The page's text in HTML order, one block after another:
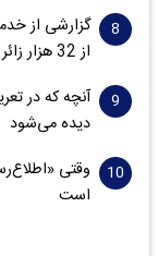
گزارشی از
از 32 هزار زائر اربعین حسینی
آنچه که در
دیده می‌شود
وقتی
است